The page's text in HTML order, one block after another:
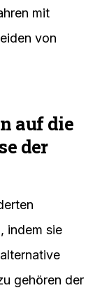
mit
von
auf die
der
indem sie
gehören der